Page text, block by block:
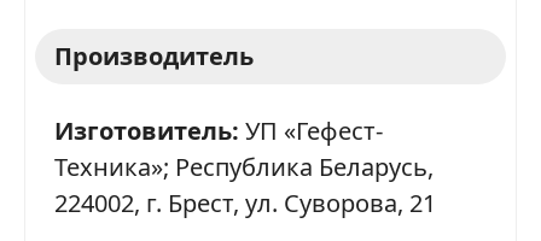
Производитель
Изготовитель: УП «Гефест-
Техника»; Республика Беларусь,
224002, г. Брест, ул. Суворова, 21